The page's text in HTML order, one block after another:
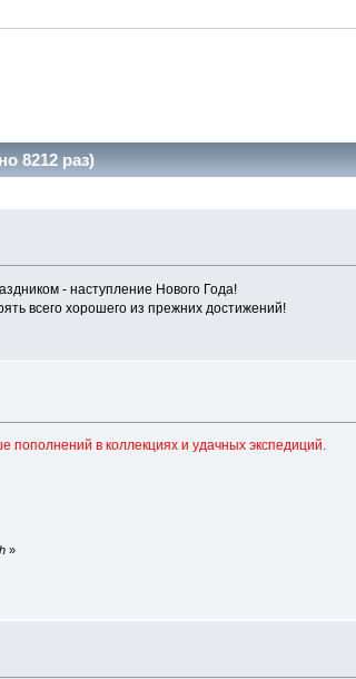
8212 раз)
- наступление Нового Года!
всего хорошего из прежних достижений!
в коллекциях и удачных экспедиций.
»